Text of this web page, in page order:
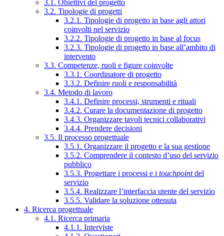
3.1. Obiettivi del progetto
3.2. Tipologie di progetti
3.2.1. Tipologie di progetto in base agli attori
coinvolti nel servizio
3.2.2. Tipologie di progetto in base al focus
3.2.3. Tipologie di progetto in base all’ambito di
intervento
3.3. Competenze, ruoli e figure coinvolte
3.3.1. Coordinatore di progetto
3.3.2. Definire ruoli e responsabilità
3.4. Metodo di lavoro
3.4.1. Definire processi, strumenti e rituali
3.4.2. Curare la documentazione di progetto
3.4.3. Organizzare tavoli tecnici collaborativi
3.4.4. Prendere decisioni
3.5. Il processo progettuale
3.5.1. Organizzare il progetto e la sua gestione
3.5.2. Comprendere il contesto d’uso del servizio
pubblico
3.5.3. Progettare i processi e i touchpointdel
servizio
3.5.4. Realizzare l’interfaccia utente del servizio
3.5.5. Validare la soluzione ottenuta
4. Ricerca progettuale
4.1. Ricerca primaria
4.1.1. Interviste